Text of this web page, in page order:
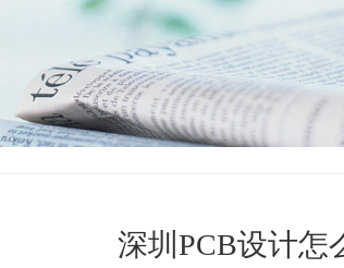
深圳PCB设计怎